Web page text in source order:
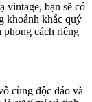
vintage, bạn sẽ có
khoảnh khắc quý
phong cách riêng
cùng độc đáo và